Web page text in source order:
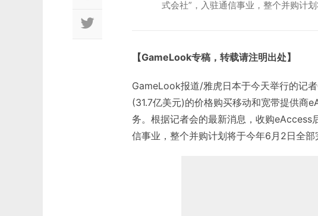
式会社”，入驻通信事业，整个并购计
【GameLook专稿，转载请注明出处】
GameLook报道/雅虎日本于今天举行的记
(31.7亿美元)的价格购买移动和宽带提供商
务。根据记者会的最新消息，收购eAccess
信事业，整个并购计划将于今年6月2日全部